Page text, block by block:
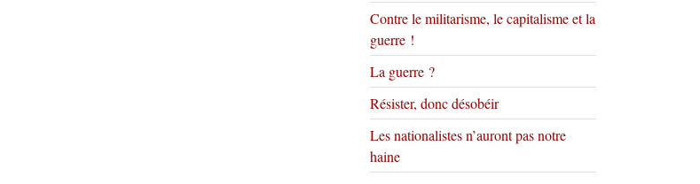
Contre le militarisme, le capitalisme et la
guerre !
La guerre ?
Résister, donc désobéir
Les nationalistes n’auront pas notre
haine